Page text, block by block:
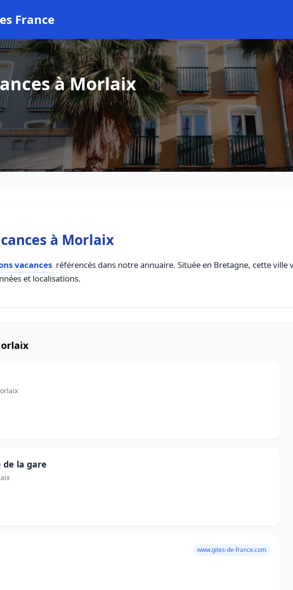
France
à Morlaix
à Morlaix
vacances référencés dans notre annuaire. Située en Bretagne, cette
et localisations.
la gare
www.gites-de-france.com